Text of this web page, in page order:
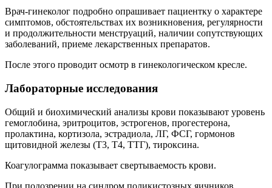
Врач-гинеколог подробно опрашивает пациентку о характере
симптомов, обстоятельствах их возникновения, регулярности
и продолжительности менструаций, наличии сопутствующих
заболеваний, приеме лекарственных препаратов.
После этого проводит осмотр в гинекологическом кресле.
Лабораторные исследования
Общий и биохимический анализы крови показывают уровень
гемоглобина, эритроцитов, эстрогенов, прогестерона,
пролактина, кортизола, эстрадиола, ЛГ, ФСГ, гормонов
щитовидной железы (Т3, Т4, ТТГ), тироксина.
Коагулограмма показывает свертываемость крови.
При подозрении на синдром поликистозных яичников